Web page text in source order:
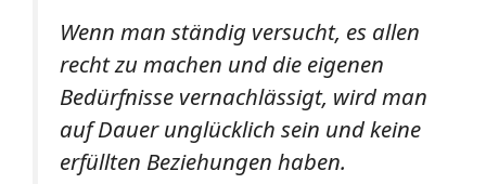
Wenn man ständig versucht, es allen
recht zu machen und die eigenen
Bedürfnisse vernachlässigt, wird man
auf Dauer unglücklich sein und keine
erfüllten Beziehungen haben.